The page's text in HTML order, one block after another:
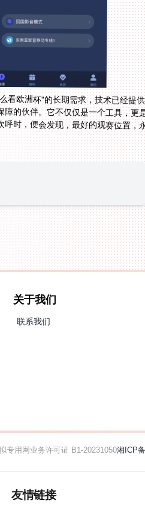
看欧洲杯”的长期需求，技术已经提供
的伙伴。它不仅仅是一个工具，更是
时，便会发现，最好的观赛位置，永
关于我们
联系我们
专用网业务许可证 B1-20231050湘ICP
友情链接